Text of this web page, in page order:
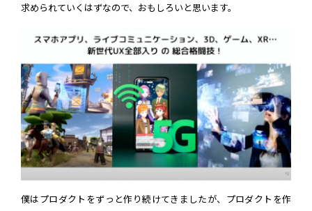
求められていくはずなので、おもしろいと思います。
僕はプロダクトをずっと作り続けてきましたが、プロダクトを作